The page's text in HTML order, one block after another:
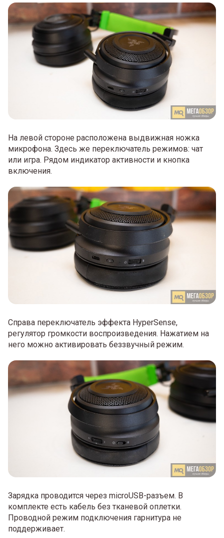
На левой стороне расположена выдвижная ножка
микрофона. Здесь же переключатель режимов: чат
или игра. Рядом индикатор активности и кнопка
включения.
Справа переключатель эффекта HyperSense,
регулятор громкости воспроизведения. Нажатием на
него можно активировать беззвучный режим.
Зарядка проводится через microUSB-разъем. В
комплекте есть кабель без тканевой оплетки.
Проводной режим подключения гарнитура не
поддерживает.